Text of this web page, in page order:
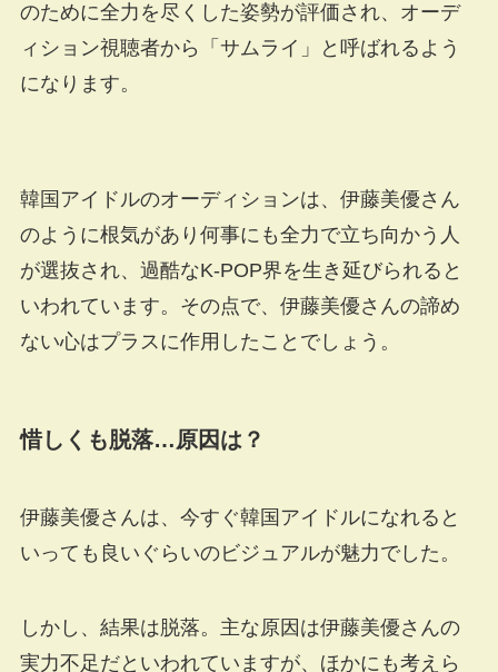
のために全力を尽くした姿勢が評価され、オーデ
ィション視聴者から「サムライ」と呼ばれるよう
になります。
韓国アイドルのオーディションは、伊藤美優さん
のように根気があり何事にも全力で立ち向かう人
が選抜され、過酷なK-POP界を生き延びられると
いわれています。その点で、伊藤美優さんの諦め
ない心はプラスに作用したことでしょう。
惜しくも脱落…原因は？
伊藤美優さんは、今すぐ韓国アイドルになれると
いっても良いぐらいのビジュアルが魅力でした。
しかし、結果は脱落。主な原因は伊藤美優さんの
実力不足だといわれていますが、ほかにも考えら